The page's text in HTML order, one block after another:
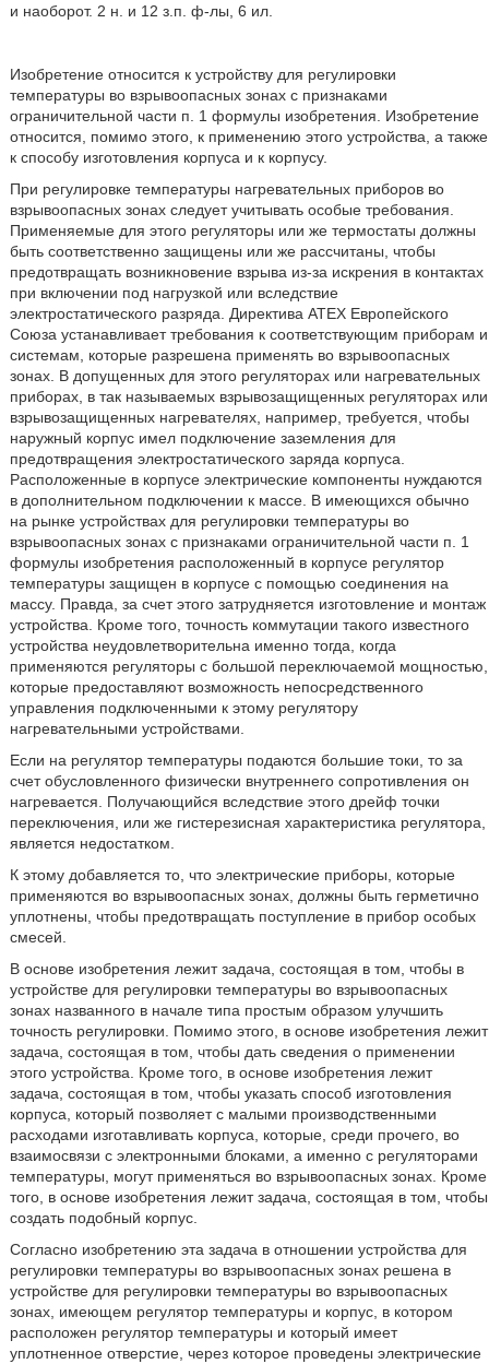
и наоборот. 2 н. и 12 з.п. ф-лы, 6 ил.
Изобретение относится к устройству для регулировки
температуры во взрывоопасных зонах с признаками
ограничительной части п. 1 формулы изобретения. Изобретение
относится, помимо этого, к применению этого устройства, а также
к способу изготовления корпуса и к корпусу.
При регулировке температуры нагревательных приборов во
взрывоопасных зонах следует учитывать особые требования.
Применяемые для этого регуляторы или же термостаты должны
быть соответственно защищены или же рассчитаны, чтобы
предотвращать возникновение взрыва из-за искрения в контактах
при включении под нагрузкой или вследствие
электростатического разряда. Директива АТЕХ Европейского
Союза устанавливает требования к соответствующим приборам и
системам, которые разрешена применять во взрывоопасных
зонах. В допущенных для этого регуляторах или нагревательных
приборах, в так называемых взрывозащищенных регуляторах или
взрывозащищенных нагревателях, например, требуется, чтобы
наружный корпус имел подключение заземления для
предотвращения электростатического заряда корпуса.
Расположенные в корпусе электрические компоненты нуждаются
в дополнительном подключении к массе. В имеющихся обычно
на рынке устройствах для регулировки температуры во
взрывоопасных зонах с признаками ограничительной части п. 1
формулы изобретения расположенный в корпусе регулятор
температуры защищен в корпусе с помощью соединения на
массу. Правда, за счет этого затрудняется изготовление и монтаж
устройства. Кроме того, точность коммутации такого известного
устройства неудовлетворительна именно тогда, когда
применяются регуляторы с большой переключаемой мощностью,
которые предоставляют возможность непосредственного
управления подключенными к этому регулятору
нагревательными устройствами.
Если на регулятор температуры подаются большие токи, то за
счет обусловленного физически внутреннего сопротивления он
нагревается. Получающийся вследствие этого дрейф точки
переключения, или же гистерезисная характеристика регулятора,
является недостатком.
К этому добавляется то, что электрические приборы, которые
применяются во взрывоопасных зонах, должны быть герметично
уплотнены, чтобы предотвращать поступление в прибор особых
смесей.
В основе изобретения лежит задача, состоящая в том, чтобы в
устройстве для регулировки температуры во взрывоопасных
зонах названного в начале типа простым образом улучшить
точность регулировки. Помимо этого, в основе изобретения лежит
задача, состоящая в том, чтобы дать сведения о применении
этого устройства. Кроме того, в основе изобретения лежит
задача, состоящая в том, чтобы указать способ изготовления
корпуса, который позволяет с малыми производственными
расходами изготавливать корпуса, которые, среди прочего, во
взаимосвязи с электронными блоками, а именно с регуляторами
температуры, могут применяться во взрывоопасных зонах. Кроме
того, в основе изобретения лежит задача, состоящая в том, чтобы
создать подобный корпус.
Согласно изобретению эта задача в отношении устройства для
регулировки температуры во взрывоопасных зонах решена в
устройстве для регулировки температуры во взрывоопасных
зонах, имеющем регулятор температуры и корпус, в котором
расположен регулятор температуры и который имеет
уплотненное отверстие, через которое проведены электрические